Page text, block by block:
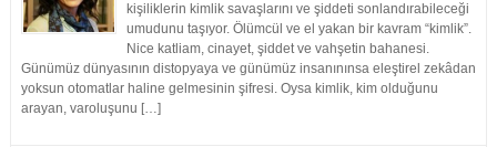
kişiliklerin kimlik savaşlarını ve şiddeti sonlandırabileceği
umudunu taşıyor. Ölümcül ve el yakan bir kavram “kimlik”.
Nice katliam, cinayet, şiddet ve vahşetin bahanesi.
Günümüz dünyasının distopyaya ve günümüz insanınınsa eleştirel zekâdan
yoksun otomatlar haline gelmesinin şifresi. Oysa kimlik, kim olduğunu
arayan, varoluşunu […]